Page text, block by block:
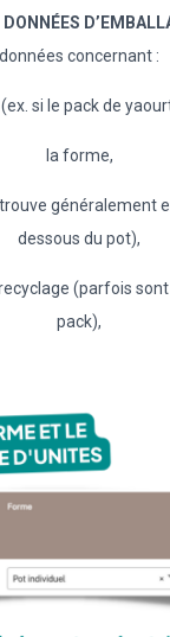
DONNÉES
données concernant :
si le pack de
la forme,
généralement
dessous du pot),
(parfois
pack),